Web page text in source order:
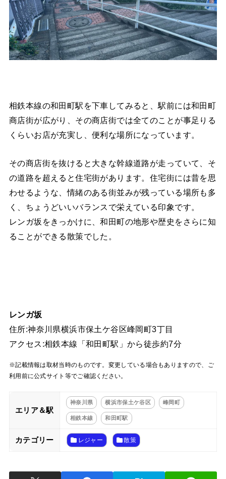
相鉄本線の和田町駅を下車してみると、駅前には和田町
商店街が広がり、その商店街では全てのことが事足りる
くらいお店が充実し、便利な場所になっています。
その商店街を抜けると大きな幹線道路が走っていて、そ
の道路を超えると住宅街があります。住宅街には昔を思
わせるような、情緒のある街並みが残っている場所も多
く、ちょうどいいバランスで栄えている印象です。
レンガ坂をきっかけに、和田町の地形や歴史をさらに知
ることができる散策でした。
レンガ坂
住所:神奈川県横浜市保土ケ谷区峰岡町3丁目
アクセス:相鉄本線「和田町駅」から徒歩約7分
※記載情報は取材当時のものです。変更している場合もありますので、ご
利用前に公式サイト等でご確認ください。
エリア＆駅
神奈川県 横浜市保土ケ谷区 峰岡町
相鉄本線 和田町駅
カテゴリー レジャー 散策